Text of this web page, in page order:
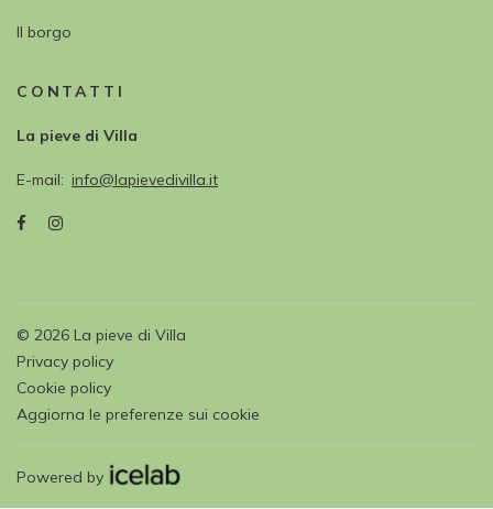
Il borgo
CONTATTI
La pieve di Villa
E-mail info@lapievedivilla.it
© 2026 La pieve di Villa
Privacy policy
Cookie policy
Aggiorna le preferenze sui cookie
Powered by